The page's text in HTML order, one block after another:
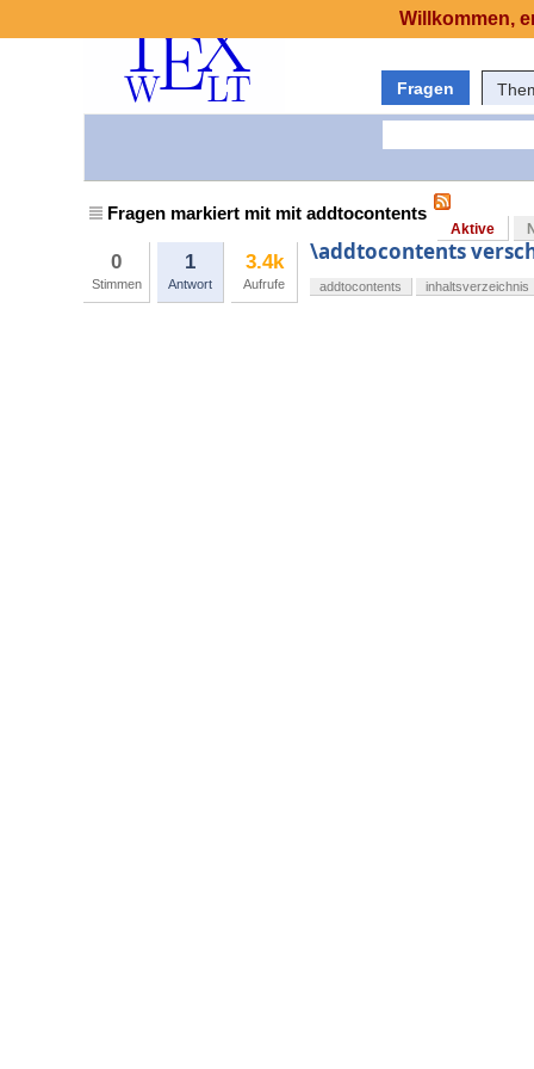
Fragen
Fragen markiert mit mit addtocontents
Aktive
0
Stimmen
1
Antwort
3.4k
Aufrufe
\addtocontents
addtocontents inhaltsverzeichnis
Willkommen,